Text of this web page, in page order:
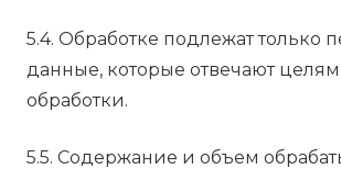
5.4. Обработке подлежат только
данные, которые отвечают
обработки.
5.5. Содержание и объем